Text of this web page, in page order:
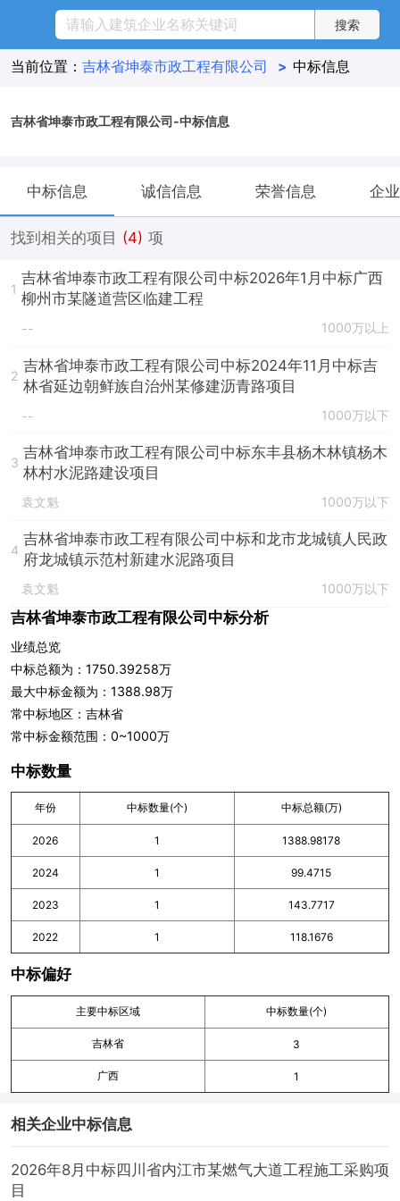
当前位置： 吉林省坤泰市政工程有限公司 > 中标信息
吉林省坤泰市政工程有限公司-中标信息
中标信息 诚信信息 荣誉信息 企
找到相关的项目 (4) 项
1
吉林省坤泰市政工程有限公司中标2026年1月中标广西
柳州市某隧道营区临建工程
-- 1000万以上
2
吉林省坤泰市政工程有限公司中标2024年11月中标吉
林省延边朝鲜族自治州某修建沥青路项目
-- 1000万以下
3
吉林省坤泰市政工程有限公司中标东丰县杨木林镇杨木
林村水泥路建设项目
袁文魁 1000万以下
4
吉林省坤泰市政工程有限公司中标和龙市龙城镇人民政
府龙城镇示范村新建水泥路项目
袁文魁 1000万以下
吉林省坤泰市政工程有限公司中标分析
业绩总览
中标总额为：1750.39258万
最大中标金额为：1388.98万
常中标地区：吉林省
常中标金额范围：0~1000万
中标数量
年份 中标数量(个) 中标总额(万)
2026 1 1388.98178
2024 1 99.4715
2023 1 143.7717
2022 1 118.1676
中标偏好
主要中标区域 中标数量(个)
吉林省 3
广西 1
相关企业中标信息
2026年8月中标四川省内江市某燃气大道工程施工采购项
目